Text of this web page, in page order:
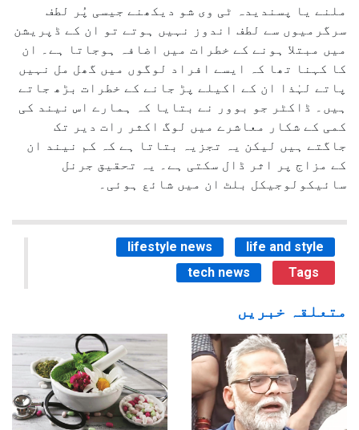
ملنے یا پسندیدہ ٹی وی شو دیکھنے جیسی پُر لطف
سرگرمیوں سے لطف اندوز نہیں ہوتے تو ان کے ڈپریشن
میں مبتلا ہونے کے خطرات میں اضافہ ہوجاتا ہے۔ ان
کا کہنا تھا کہ ایسے افراد لوگوں میں گھل مل نہیں
پاتے لہٰذا ان کے اکیلے پڑ جانے کے خطرات بڑھ جاتے
ہیں۔ ڈاکٹر جو بوور نے بتایا کہ ہمارے اس نیند کی
کمی کے شکار معاشرے میں لوگ اکثر رات دیر تک
جاگتے ہیں لیکن یہ تجزیہ بتاتا ہے کہ کم نیند ان
کے مزاج پر اثر ڈال سکتی ہے۔ یہ تحقیق جرنل
سائیکولوجیکل بلٹ ان میں شائع ہوئی۔
lifestyle news
life and style
tech news
Tags
متعلقہ خبریں